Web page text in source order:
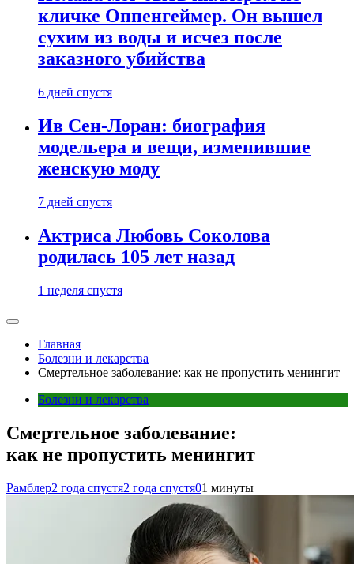
кличке Оппенгеймер. Он вышел
сухим из воды и исчез после
заказного убийства
6 дней спустя
Ив Сен-Лоран: биография
модельера и вещи, изменившие
женскую моду
7 дней спустя
Актриса Любовь Соколова
родилась 105 лет назад
1 неделя спустя
Главная
Болезни и лекарства
Смертельное заболевание: как не пропустить менингит
Болезни и лекарства
Смертельное заболевание:
как не пропустить менингит
Рамблер2 года спустя2 года спустя01 минуты